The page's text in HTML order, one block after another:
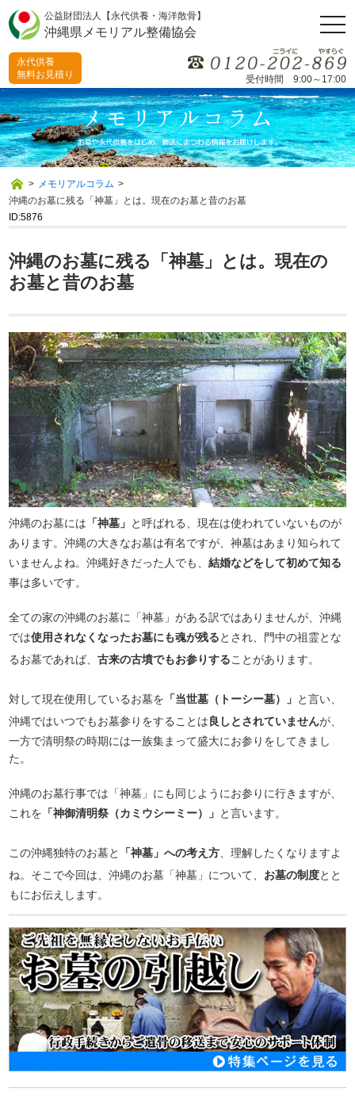
公益財団法人【永代供養・海洋散骨】
沖縄県メモリアル整備協会
受付時間 9:00～17:00
永代供養
無料お見積り
> メモリアルコラム >
沖縄のお墓に残る「神墓」とは。現在のお墓と昔のお墓
ID:5876
沖縄のお墓に残る「神墓」とは。現在の
お墓と昔のお墓
沖縄のお墓には 「神墓」 と呼ばれる、現在は使われていないものが
あります。沖縄の大きなお墓は有名ですが、神墓はあまり知られて
いませんよね。沖縄好きだった人でも、結婚などをして初めて知る
事は多いです。
全ての家の沖縄のお墓に「神墓」がある訳ではありませんが、沖縄
では使用されなくなったお墓にも魂が残るとされ、門中の祖霊とな
るお墓であれば、古来の古墳でもお参りすることがあります。
対して現在使用しているお墓を 「当世墓（トーシー墓）」 と言い、
沖縄ではいつでもお墓参りをすることは良しとされていませんが、
一方で清明祭の時期には一族集まって盛大にお参りをしてきまし
た。
沖縄のお墓行事では「神墓」にも同じようにお参りに行きますが、
これを 「神御清明祭（カミウシーミー）」 と言います。
この沖縄独特のお墓と 「神墓」への考え方 、理解したくなりますよ
ね。そこで今回は、沖縄のお墓「神墓」について、 お墓の制度とと
もにお伝えします。